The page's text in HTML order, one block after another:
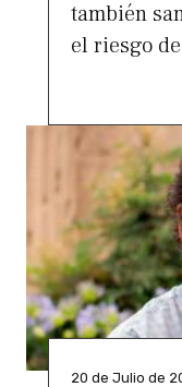
también
el riesgo
20 de Julio de